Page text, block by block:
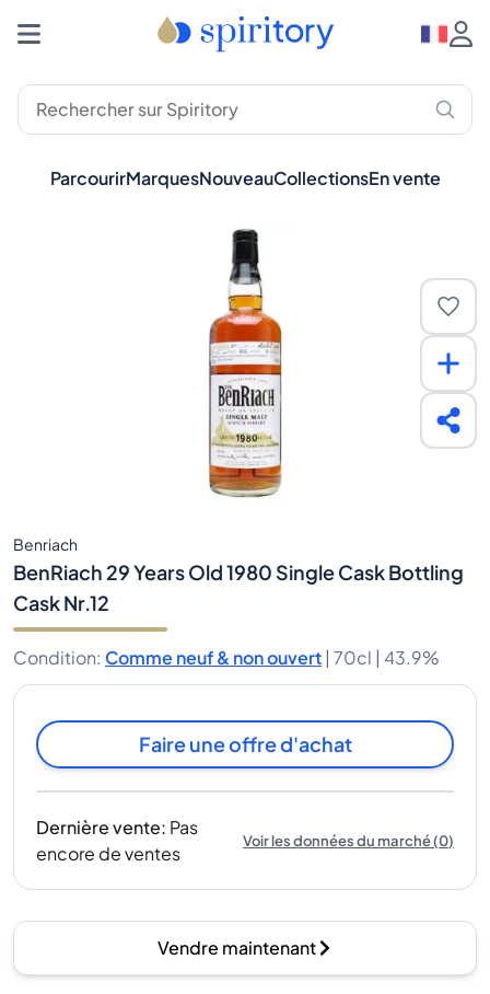
ParcourirMarquesNouveauCollectionsEn vente
Benriach
BenRiach 29 Years Old 1980 Single Cask Bottling
Cask Nr.12
Condition: Comme neuf & non ouvert | 70cl | 43.9%
Faire une offre d'achat
Dernière vente: Pas
encore de ventes
Voir les données du marché(0)
Vendre maintenant